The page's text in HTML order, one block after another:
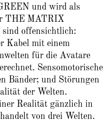
und wird als
THE MATRIX
sind offensichtlich:
Kabel mit einem
für die Avatare
Sensomotorische
Bänder; und Störungen
der Welten.
Realität gänzlich in
von drei Welten.